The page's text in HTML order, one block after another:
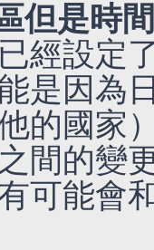
但是時
經設定
是因為
的國家
間的變
可能會